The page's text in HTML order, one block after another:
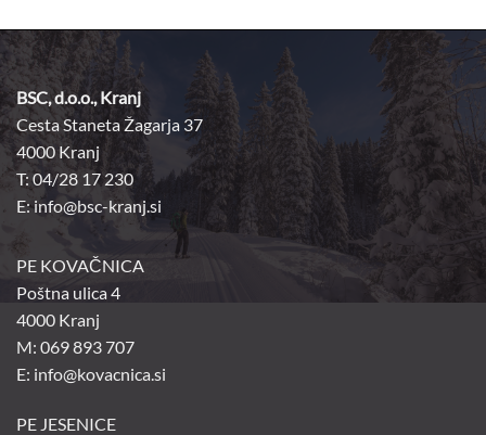
BSC, d.o.o., Kranj
Cesta Staneta Žagarja 37
4000 Kranj
T: 04/28 17 230
E:info@bsc-kranj.si
PE KOVAČNICA
Poštna ulica 4
4000 Kranj
M: 069 893 707
E: info@kovacnica.si
PE JESENICE